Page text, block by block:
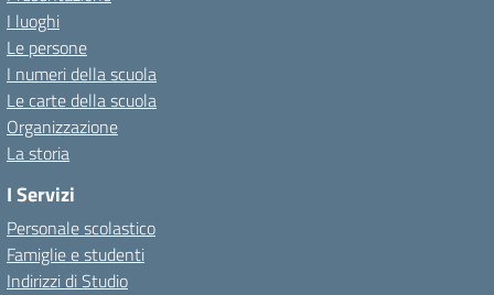
I luoghi
Le persone
I numeri della scuola
Le carte della scuola
Organizzazione
La storia
I Servizi
Personale scolastico
Famiglie e studenti
Indirizzi di Studio